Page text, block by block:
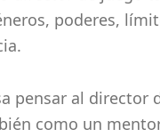
poderes,
pensar al director
como un